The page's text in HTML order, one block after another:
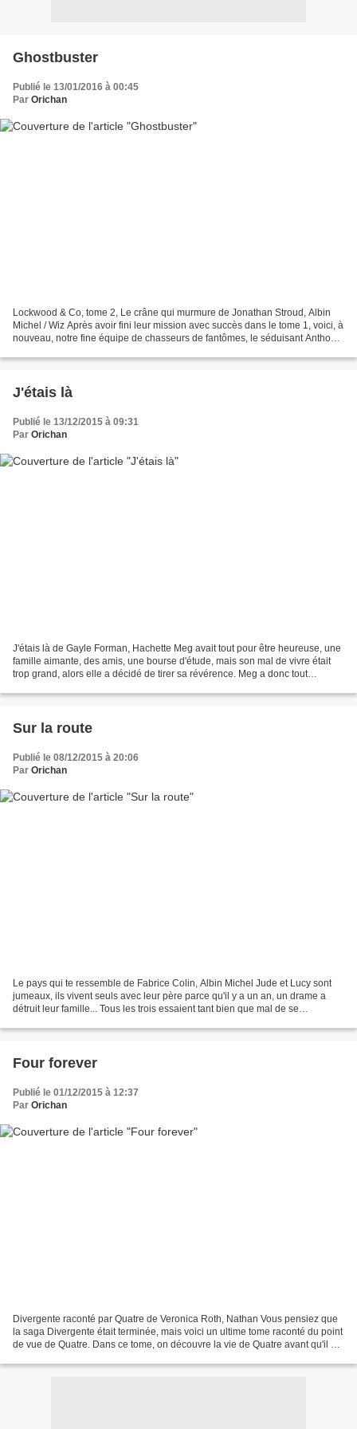
Ghostbuster
Publié le 13/01/2016 à 00:45
Par Orichan
Lockwood & Co, tome 2, Le crâne qui murmure de Jonathan Stroud, Albin
Michel / Wiz Après avoir fini leur mission avec succès dans le tome 1, voici, à
nouveau, notre fine équipe de chasseurs de fantômes, le séduisant Anthony
J'étais là
Publié le 13/12/2015 à 09:31
Par Orichan
J'étais là de Gayle Forman, Hachette Meg avait tout pour être heureuse, une
famille aimante, des amis, une bourse d'étude, mais son mal de vivre était
trop grand, alors elle a décidé de tirer sa révérence. Meg a donc tout
Sur la route
Publié le 08/12/2015 à 20:06
Par Orichan
Le pays qui te ressemble de Fabrice Colin, Albin Michel Jude et Lucy sont
jumeaux, ils vivent seuls avec leur père parce qu'il y a un an, un drame a
détruit leur famille... Tous les trois essaient tant bien que mal de se
Four forever
Publié le 01/12/2015 à 12:37
Par Orichan
Divergente raconté par Quatre de Veronica Roth, Nathan Vous pensiez que
la saga Divergente était terminée, mais voici un ultime tome raconté du point
de vue de Quatre. Dans ce tome, on découvre la vie de Quatre avant qu'il ne